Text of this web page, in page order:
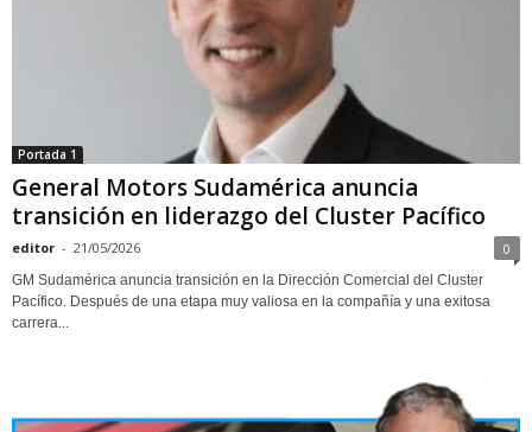
Portada 1
General Motors Sudamérica anuncia
transición en liderazgo del Cluster Pacífico
editor - 21/05/2026 0
GM Sudamérica anuncia transición en la Dirección Comercial del Cluster
Pacífico. Después de una etapa muy valiosa en la compañía y una exitosa
carrera...